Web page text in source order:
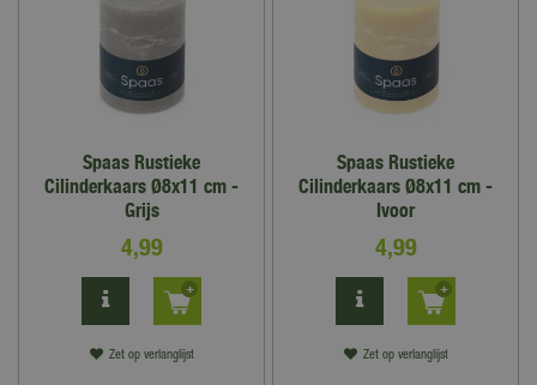
Spaas Rustieke
Cilinderkaars Ø8x11 cm -
Grijs
4,99
Zet op verlanglijst
Spaas Rustieke
Cilinderkaars Ø8x11 cm -
Ivoor
4,99
Zet op verlanglijst